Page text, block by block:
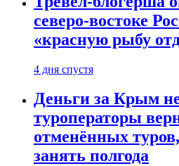
северо-востоке
«красную рыбу
4 дня спустя
Деньги за Крым
туроператоры
отменённых
занять полгода